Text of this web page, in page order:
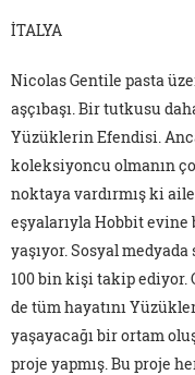
İTALYA
Nicolas Gentile pasta
aşçıbaşı. Bir tutkusu
Yüzüklerin Efendisi.
koleksiyoncu olmanın
noktaya vardırmış ki
eşyalarıyla Hobbit evine
yaşıyor. Sosyal
100 bin kişi takip ediyor.
de tüm hayatını
yaşayacağı bir ortam
proje yapmış. Bu proje